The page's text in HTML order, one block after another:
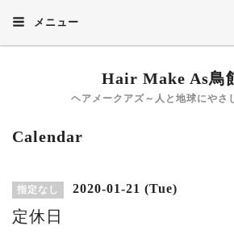
メニュー
Hair Make As鳥
ヘアメークアズ～人と地球にやさ
Calendar
指定なし 2020-01-21 (Tue)
定休日